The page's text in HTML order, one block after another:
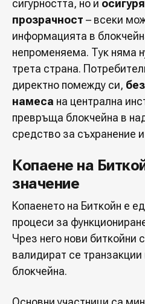
сигурността, но и
прозрачност – всеки
информацията в
непроменяема. Тук няма
трета страна.
директно помежду си,
намеса на централна
превръща блокчейна в
средство за съхранение
Копаене на
значение
Копаенето на Биткойн е
процеси за
Чрез него нови биткойни
валидират се
блокчейна.